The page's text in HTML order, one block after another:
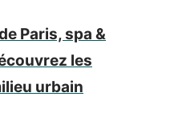
Paris, spa &
les
urbain